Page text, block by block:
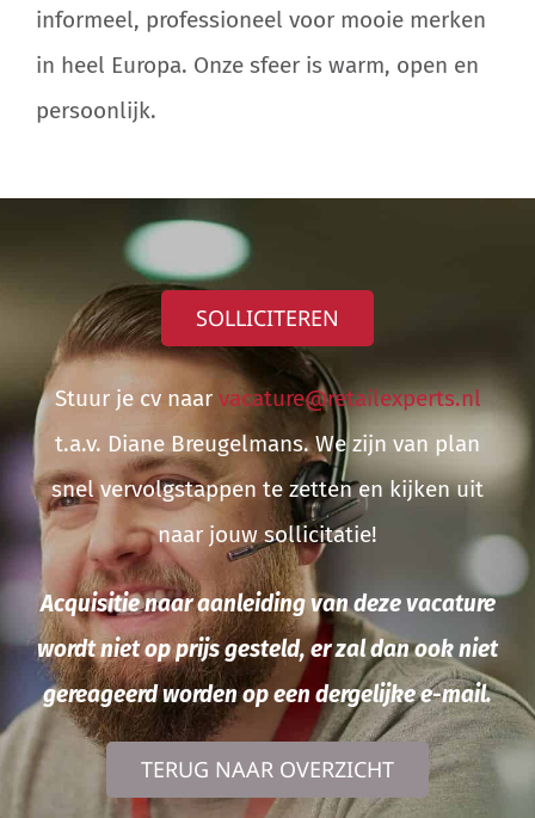
informeel, professioneel voor mooie merken
in heel Europa. Onze sfeer is warm, open en
persoonlijk.
SOLLICITEREN
Stuur je cv naar vacature@retailexperts.nl
t.a.v. Diane Breugelmans. We zijn van plan
snel vervolgstappen te zetten en kijken uit
naar jouw sollicitatie!
Acquisitie naar aanleiding van deze vacature
wordt niet op prijs gesteld, er zal dan ook niet
gereageerd worden op een dergelijke e-mail.
TERUG NAAR OVERZICHT